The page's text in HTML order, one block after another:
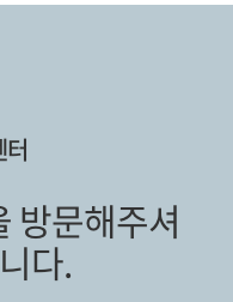
터
방문해주셔
다.